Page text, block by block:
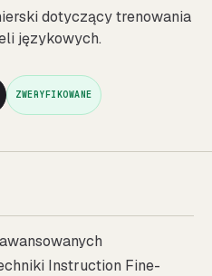
dotyczący trenowania
językowych.
ZWERYFIKOWANE
Instruction Fine-